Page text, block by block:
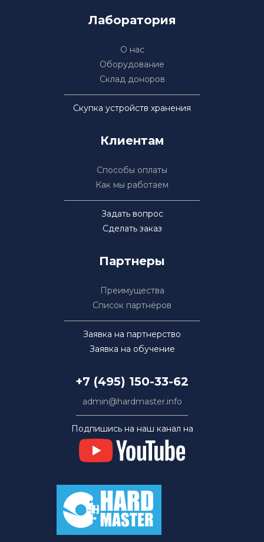
Лаборатория
О нас
Оборудование
Склад доноров
Скупка устройств хранения
Клиентам
Способы оплаты
Как мы работаем
Задать вопрос
Сделать заказ
Партнеры
Преимущества
Список партнёров
Заявка на партнерство
Заявка на обучение
+7 (495) 150-33-62
admin@hardmaster.info
Подпишись на наш канал на